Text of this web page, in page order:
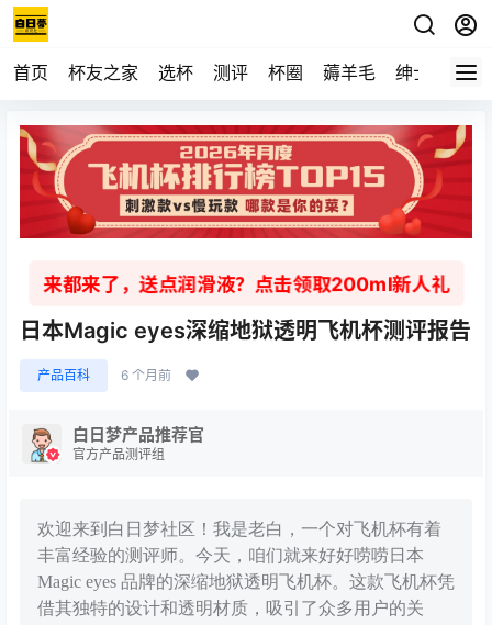
首页 杯友之家 选杯 测评 杯圈 薅羊毛 绅士 视频
来都来了，送点润滑液？点击领取200ml新人礼
日本Magic eyes深缩地狱透明飞机杯测评报告
产品百科 6 个月前
白日梦产品推荐官
官方产品测评组
欢迎来到白日梦社区！我是老白，一个对飞机杯有着
丰富经验的测评师。今天，咱们就来好好唠唠日本
Magic eyes 品牌的深缩地狱透明飞机杯。这款飞机杯凭
借其独特的设计和透明材质，吸引了众多用户的关